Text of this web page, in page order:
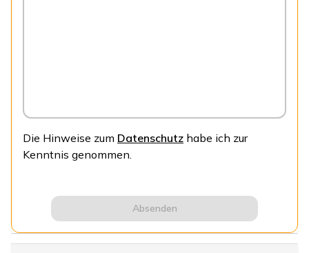
Die Hinweise zum Datenschutz habe ich zur
Kenntnis genommen.
Absenden